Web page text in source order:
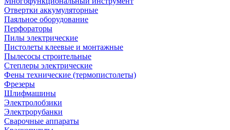
Отвертки аккумуляторные
Паяльное оборудование
Перфораторы
Пилы электрические
Пистолеты клеевые и монтажные
Пылесосы строительные
Степлеры электрические
Фены технические (термопистолеты)
Фрезеры
Шлифмашины
Электролобзики
Электрорубанки
Сварочные аппараты